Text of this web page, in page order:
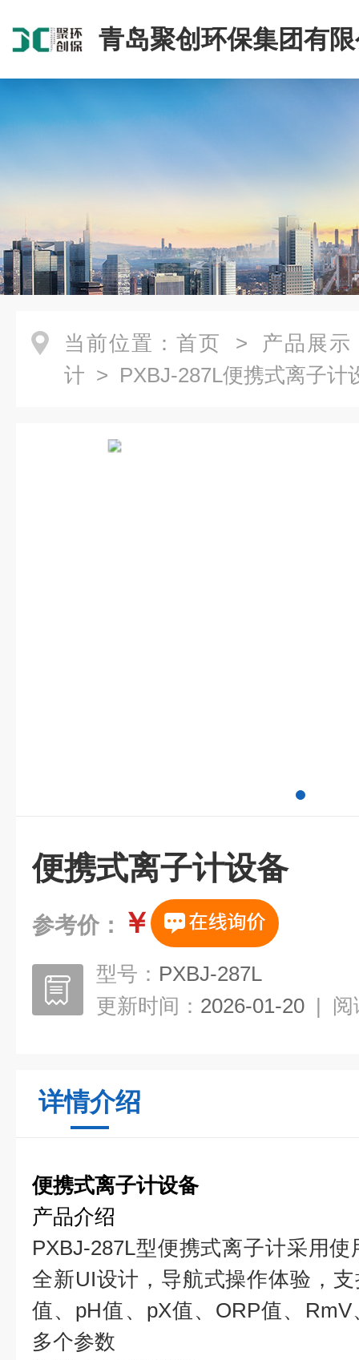
青岛聚创环保集团有
当前位置： 首页 > 产品展示
计 > PXBJ-287L便携式离子计
便携式离子计设备
参考价： ￥
型号： PXBJ-287L
更新时间： 2026-01-20 | 阅
详情介绍
便携式离子计设备
产品介绍
PXBJ-287L型便携式离子计采用
全新UI设计，导航式操作体验，
值、pH值、pX值、ORP值、
多个参数